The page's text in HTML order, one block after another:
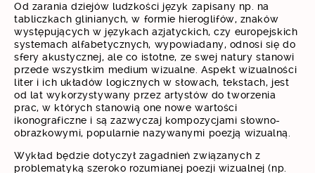
Od zarania dziejów ludzkości język zapisany np. na
tabliczkach glinianych, w formie hieroglifów, znaków
występujących w językach azjatyckich, czy europejskich
systemach alfabetycznych, wypowiadany, odnosi się do
sfery akustycznej, ale co istotne, ze swej natury stanowi
przede wszystkim medium wizualne. Aspekt wizualności
liter i ich układów logicznych w słowach, tekstach, jest
od lat wykorzystywany przez artystów do tworzenia
prac, w których stanowią one nowe wartości
ikonograficzne i są zazwyczaj kompozycjami słowno-
obrazkowymi, popularnie nazywanymi poezją wizualną.
Wykład będzie dotyczył zagadnień związanych z
problematyką szeroko rozumianej poezji wizualnej (np.